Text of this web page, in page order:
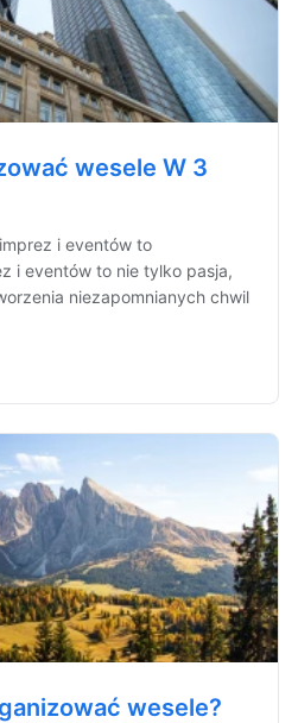
wesele W 3
i eventów to
i eventów to nie tylko pasja,
niezapomnianych chwil
wesele?